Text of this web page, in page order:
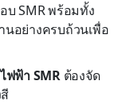
บ SMR พร้อมทั้ง
นอย่างครบถ้วนเพื่อ
ฟฟ้า SMRต้องจัด